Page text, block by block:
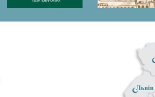
Львів